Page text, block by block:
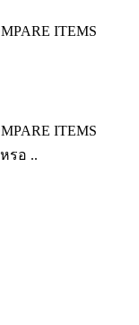
ITEMS
ITEMS
รอ ..